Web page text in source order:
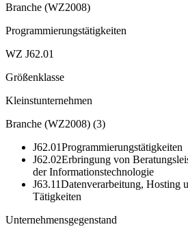
Branche (WZ2008)
Programmierungstätigkeiten
WZ J62.01
Größenklasse
Kleinstunternehmen
Branche (WZ2008) (3)
J62.01Programmierungstätigkeiten
J62.02Erbringung von
der Informationstechnologie
J63.11Datenverarbeitung, Hosting
Tätigkeiten
Unternehmensgegenstand